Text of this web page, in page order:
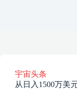
宇宙头条
从日入1500万美